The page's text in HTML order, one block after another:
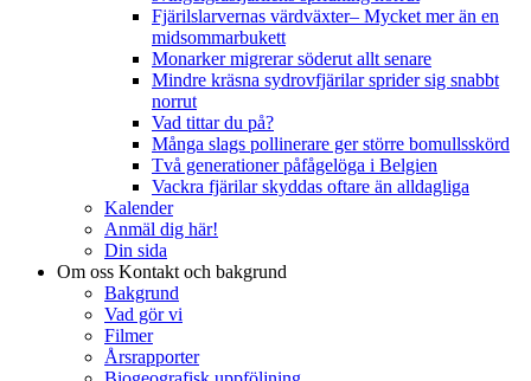
Fjärilslarvernas värdväxter– Mycket mer än en
midsommarbukett
Monarker migrerar söderut allt senare
Mindre kräsna sydrovfjärilar sprider sig snabbt
norrut
Vad tittar du på?
Många slags pollinerare ger större bomullsskörd
Två generationer påfågelöga i Belgien
Vackra fjärilar skyddas oftare än alldagliga
Kalender
Anmäl dig här!
Din sida
Om oss Kontakt och bakgrund
Bakgrund
Vad gör vi
Filmer
Årsrapporter